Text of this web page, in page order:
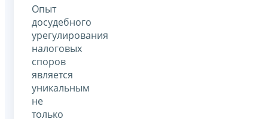
Опыт
досудебного
урегулирования
налоговых
споров
является
уникальным
не
только